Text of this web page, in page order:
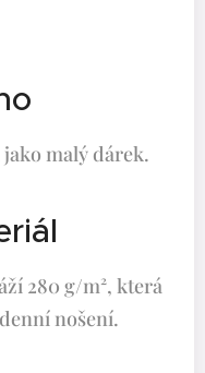
jako malý dárek.
280 g/m², která
nošení.